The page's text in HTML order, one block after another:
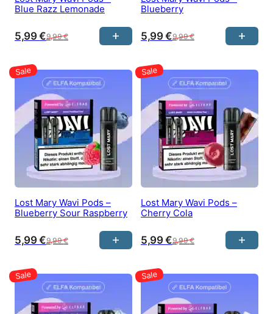
Blue Razz Lemonade
9,99€
5,99€
Blueberry
9,99€
5,99€
Lost Mary Wavi Pods –
Blueberry Sour Raspberry
9,99€
5,99€
Lost Mary Wavi Pods –
Cherry Cola
9,99€
5,99€